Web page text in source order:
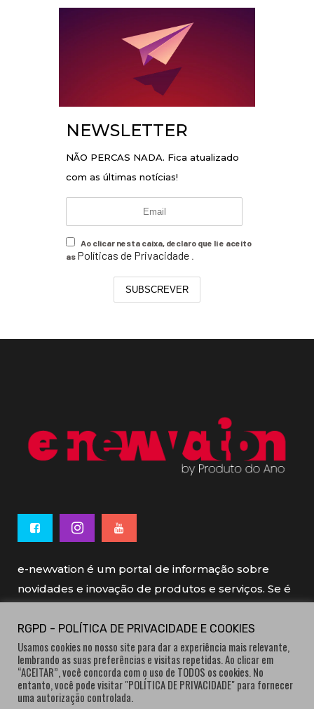
NEWSLETTER
NÃO PERCAS NADA. Fica atualizado
com as últimas notícias!
Ao clicar nesta caixa, declaro que li e aceito
as Políticas de Privacidade
SUBSCREVER
e-newvation é um portal de informação sobre
novidades e inovação de produtos e serviços. Se é
e-newvation tem o patrocínio do “Produto do
Ano”, o prémio de inovação atribuído por
consumidores.
RGPD - POLÍTICA DE PRIVACIDADE E COOKIES
Usamos cookies no nosso site para dar a experiência mais relevante,
lembrando as suas preferências e visitas repetidas. Ao clicar em
“ACEITAR”, você concorda com o uso de TODOS os cookies. No
entanto, você pode visitar "POLÍTICA DE PRIVACIDADE" para fornecer
uma autorização controlada.